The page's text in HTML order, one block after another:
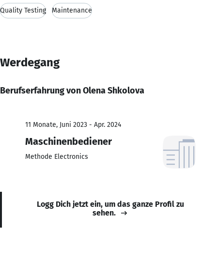
Quality Testing Maintenance
Werdegang
Berufserfahrung von Olena Shkolova
11 Monate, Juni 2023 - Apr. 2024
Maschinenbediener
Methode Electronics
Logg Dich jetzt ein, um das ganze Profil zu
sehen.